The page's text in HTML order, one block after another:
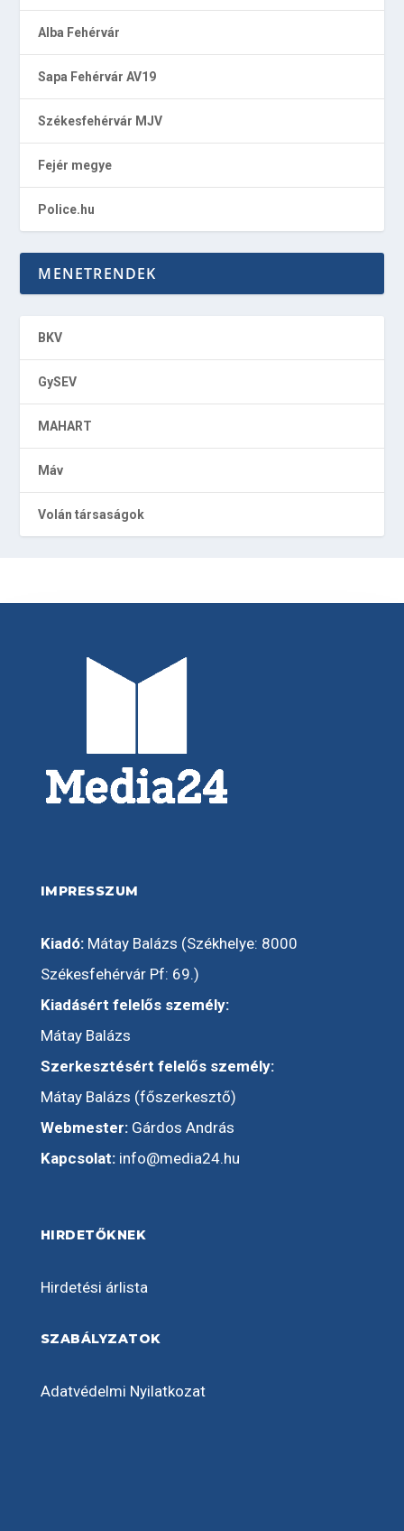
Alba Fehérvár
Sapa Fehérvár AV19
Székesfehérvár MJV
Fejér megye
Police.hu
MENETRENDEK
BKV
GySEV
MAHART
Máv
Volán társaságok
IMPRESSZUM
Kiadó:Mátay Balázs (Székhelye: 8000
Székesfehérvár Pf: 69.)
Kiadásért felelős személy:
Mátay Balázs
Szerkesztésért felelős személy:
Mátay Balázs (főszerkesztő)
Webmester:Gárdos András
Kapcsolat: info@media24.hu
HIRDETŐKNEK
Hirdetési árlista
SZABÁLYZATOK
Adatvédelmi Nyilatkozat